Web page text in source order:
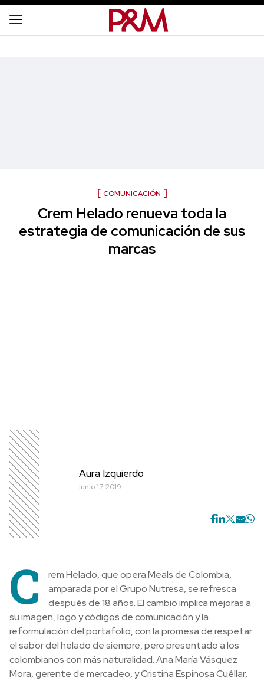
COMUNICACIÓN
Crem Helado renueva toda la
estrategia de comunicación de sus
marcas
Aura Izquierdo
junio 17, 2019
C
rem Helado, que opera Meals de Colombia,
amparada por el Grupo Nutresa, se refresca
después de 18 años. El cambio implica mejoras a
su imagen, logo y códigos de comunicación y la
reformulación del portafolio, con la promesa de respetar
el sabor del helado de siempre, pero presentado a los
colombianos con más naturalidad. Ana María Vásquez
Mora, gerente de mercadeo, y Cristina Espinosa Cuéllar,